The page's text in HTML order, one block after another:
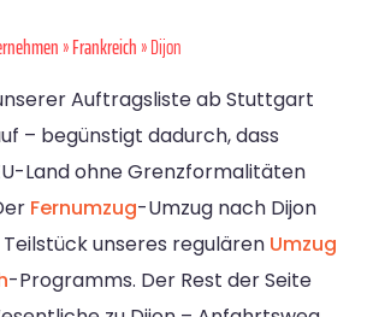
»Frankreich» Dijon
Auftragsliste ab Stuttgart
– begünstigt dadurch, dass
Land ohne Grenzformalitäten
Fernumzug-Umzug nach Dijon
unseres regulären Umzug
-Programms. Der Rest der Seite